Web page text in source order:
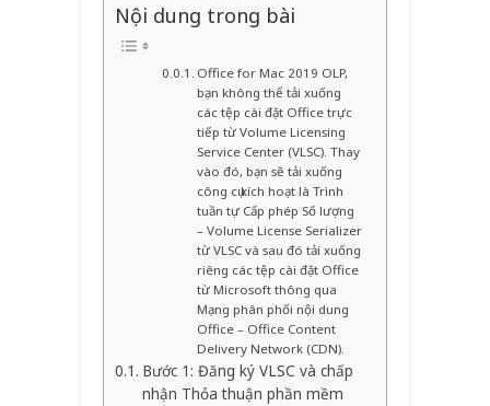
Nội dung trong bài
Office for Mac 2019 OLP,
bạn không thể tải xuống
các tệp cài đặt Office trực
tiếp từ Volume Licensing
Service Center (VLSC). Thay
vào đó, bạn sẽ tải xuống
công cụ kích hoạt là Trình
tuần tự Cấp phép Số lượng
– Volume License Serializer
từ VLSC và sau đó tải xuống
riêng các tệp cài đặt Office
từ Microsoft thông qua
Mạng phân phối nội dung
Office – Office Content
Delivery Network (CDN).
Bước 1: Đăng ký VLSC và chấp
nhận Thỏa thuận phần mềm